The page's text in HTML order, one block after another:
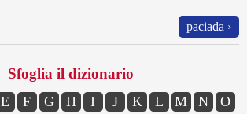
paciada ›
Sfoglia il dizionario
E F G H I J K L M N
O